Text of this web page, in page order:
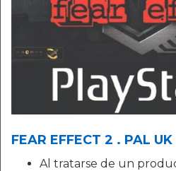
FEAR EFFECT 2 . PAL UK
Al tratarse de un